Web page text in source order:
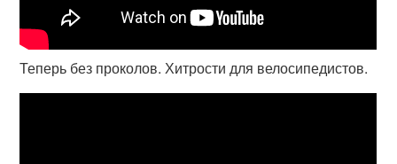
Теперь без проколов. Хитрости для велосипедистов.